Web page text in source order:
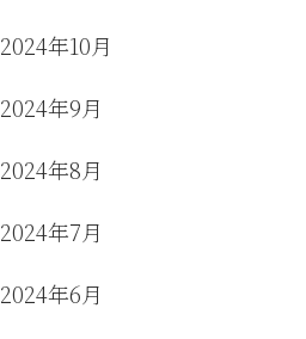
2024年10月
2024年9月
2024年8月
2024年7月
2024年6月